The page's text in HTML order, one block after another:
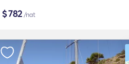
$782/nat